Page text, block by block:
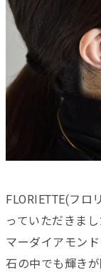
FLORIETTE(フロ
っていただきま
マーダイアモン
石の中でも輝き